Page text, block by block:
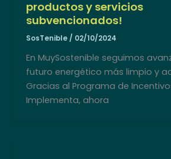
productos y servicios
subvencionados!
SosTenible/ 02/10/2024
En MuySostenible seguimos
futuro energético más limpio y
Gracias al Programa de
Implementa, ahora